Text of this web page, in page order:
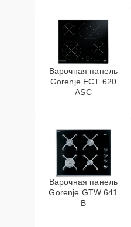
Варочная панель
Gorenje ECT 620
ASC
Варочная панель
Gorenje GTW 641
B